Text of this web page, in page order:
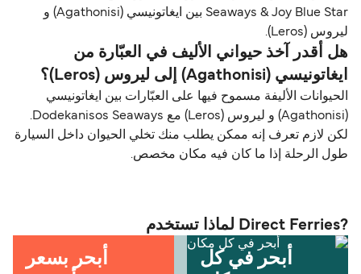
Seaways & Joy Blue Star بين ايغاتونيسي (Agathonisi) و
ليروس (Leros).
هل أقدر آخذ حيواني الأليف في العبّارة من
ايغاتونيسي (Agathonisi) إلى ليروس (Leros)؟
الحيوانات الأليفة مسموح فيها على العبّارات بين ايغاتونيسي
(Agathonisi) و ليروس (Leros) مع Dodekanisos Seaways.
لكن لازم تعرف إنه ممكن يطلب منك تخلي الحيوان داخل السيارة
طول الرحلة إذا ما كان فيه مكان مخصص.
?Direct Ferries لماذا تستخدم
أبحر في كل
أبحر بسعر